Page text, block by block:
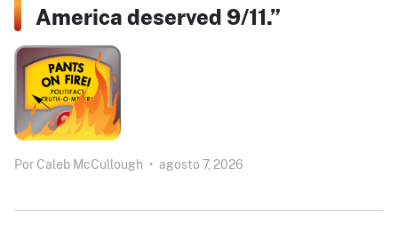
America deserved 9/11.”
Por Caleb McCullough • agosto 7, 2026